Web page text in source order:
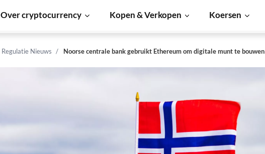
Over cryptocurrency Kopen & Verkopen Koersen
Regulatie Nieuws Noorse centrale bank gebruikt Ethereum om digitale munt te bouwen